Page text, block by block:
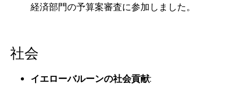
経済部門の予算案審査に参加しました。
社会
イエローバルーンの社会貢献: